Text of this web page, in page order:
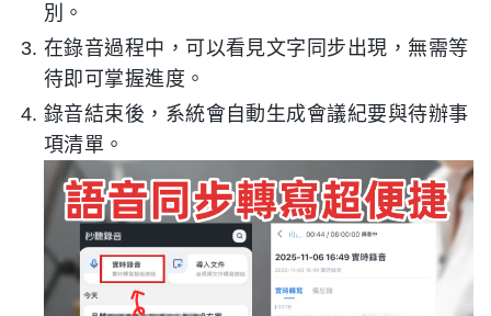
別。
在錄音過程中，可以看見文字同步出現，無需等
待即可掌握進度。
錄音結束後，系統會自動生成會議紀要與待辦事
項清單。